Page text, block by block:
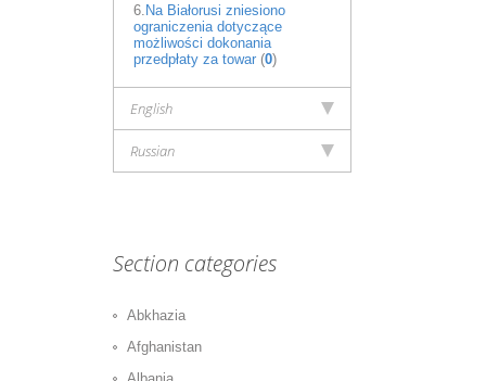
6. Na Białorusi zniesiono
ograniczenia dotyczące
możliwości dokonania
przedpłaty za towar (0)
English
Russian
Section categories
Abkhazia
Afghanistan
Albania